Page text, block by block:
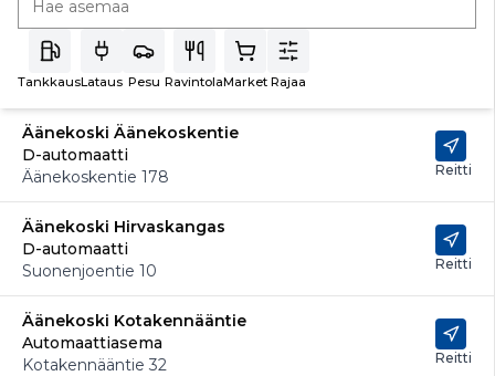
TankkausLataus Pesu RavintolaMarket Rajaa
Äänekoski Äänekoskentie
D-automaatti
Äänekoskentie 178
Reitti
Äänekoski Hirvaskangas
D-automaatti
Suonenjoentie 10
Reitti
Äänekoski Kotakennääntie
Automaattiasema
Kotakennääntie 32
Reitti